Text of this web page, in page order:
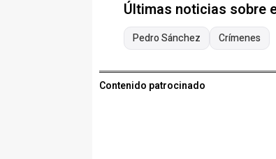
Últimas noticias sobre
Pedro Sánchez Crímenes
Contenido patrocinado